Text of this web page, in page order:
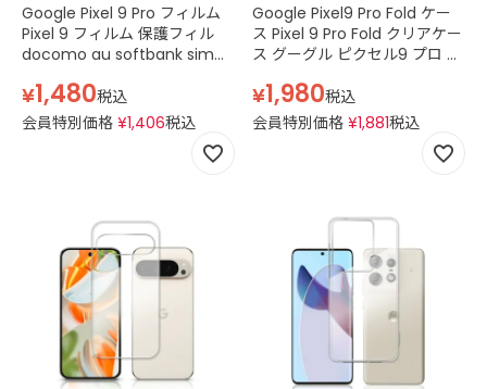
Google Pixel 9 Pro フィルム
Pixel 9 フィルム 保護フィル
docomo au softbank simフ
フィルム ピクセル9 フィルム
フィルム TPU ウレタン クリア
¥1,480税込
会員特別価格 ¥1,406税込
Google Pixel9 Pro Fold ケー
ス Pixel 9 Pro Fold クリアケー
ス グーグル ピクセル9 プロ フ
マホケース カバー スマホケー
ス 透明 クリア
¥1,980税込
会員特別価格 ¥1,881税込